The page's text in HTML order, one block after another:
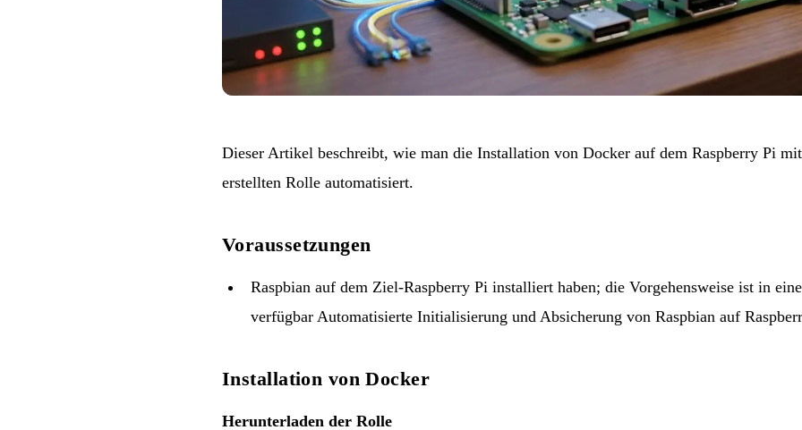
Dieser Artikel beschreibt, wie man die Installation von Docker auf dem Raspberry Pi
erstellten Rolle automatisiert.
Voraussetzungen
Raspbian auf dem Ziel-Raspberry Pi installiert haben; die Vorgehensweise ist in
verfügbar Automatisierte Initialisierung und Absicherung von Raspbian auf
Installation von Docker
Herunterladen der Rolle